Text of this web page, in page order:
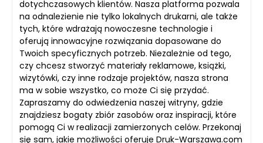
dotychczasowych klientów. Nasza platforma pozwala
na odnalezienie nie tylko lokalnych drukarni, ale także
tych, które wdrażają nowoczesne technologie i
oferują innowacyjne rozwiązania dopasowane do
Twoich specyficznych potrzeb. Niezależnie od tego,
czy chcesz stworzyć materiały reklamowe, książki,
wizytówki, czy inne rodzaje projektów, nasza strona
ma w sobie wszystko, co może Ci się przydać.
Zapraszamy do odwiedzenia naszej witryny, gdzie
znajdziesz bogaty zbiór zasobów oraz inspiracji, które
pomogą Ci w realizacji zamierzonych celów. Przekonaj
się sam, jakie możliwości oferuje Druk-Warszawa.com